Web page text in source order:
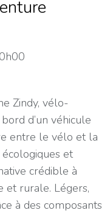
Zindy, vélo-
d’un véhicule
entre le vélo et la
et
crédible à
et rurale. Légers,
à des composants